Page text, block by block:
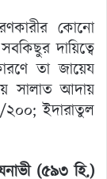
কোনো
দায়িত্বে
তা জায়েয
সালাত আদায়
ইদারাতুল
(৫৯৩ হি.)